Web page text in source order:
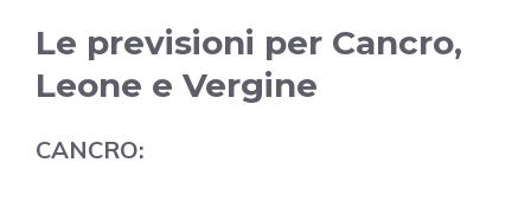
Le previsioni per Cancro,
Leone e Vergine
CANCRO: